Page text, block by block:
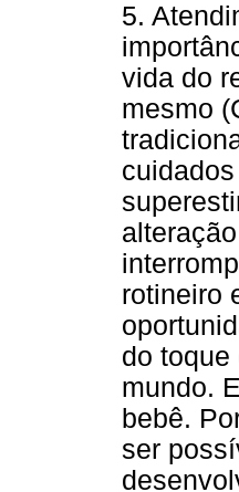
5.
vida do
mesmo
rotineiro
do
mundo.
bebê.
ser